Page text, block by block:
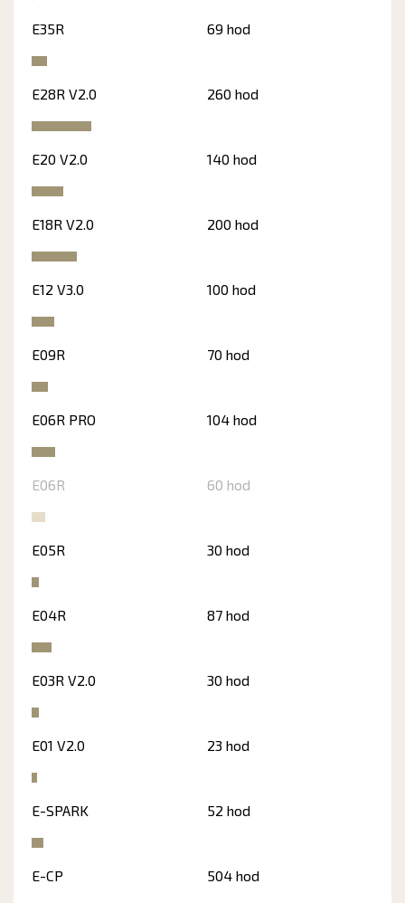
E35R 69 hod
E28R V2.0 260 hod
E20 V2.0 140 hod
E18R V2.0 200 hod
E12 V3.0 100 hod
E09R 70 hod
E06R PRO 104 hod
E06R 60 hod
E05R 30 hod
E04R 87 hod
E03R V2.0 30 hod
E01 V2.0 23 hod
E-SPARK 52 hod
E-CP 504 hod